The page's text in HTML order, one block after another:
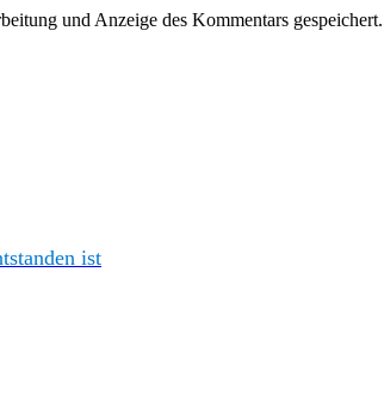
und Anzeige des Kommentars
ist